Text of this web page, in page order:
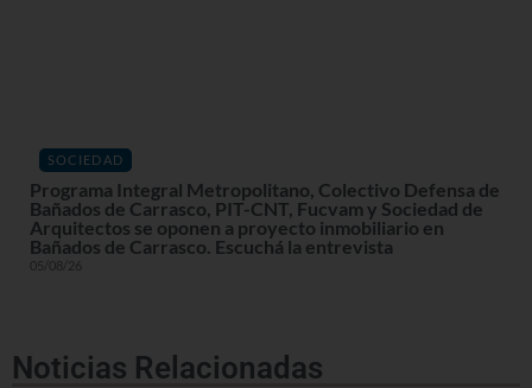
SOCIEDAD
Programa Integral Metropolitano, Colectivo Defensa de
Bañados de Carrasco, PIT-CNT, Fucvam y Sociedad de
Arquitectos se oponen a proyecto inmobiliario en
Bañados de Carrasco. Escuchá la entrevista
05/08/26
Noticias Relacionadas